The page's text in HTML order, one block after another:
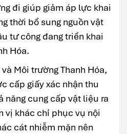
đi giúp giảm áp lực khai
thời bổ sung nguồn vật
tư công đang triển khai
Hóa.
Môi trường Thanh Hóa,
cấp giấy xác nhận thu
năng cung cấp vật liệu ra
vị khác chỉ phục vụ nội
cát nhiễm mặn nên